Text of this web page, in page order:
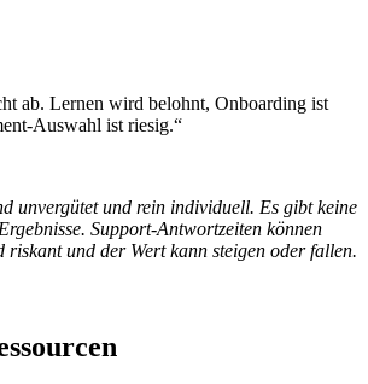
ab. Lernen wird belohnt, Onboarding ist
Auswahl ist riesig.“
unvergütet und rein individuell. Es gibt keine
Support-Antwortzeiten können
riskant und der Wert kann steigen oder fallen.